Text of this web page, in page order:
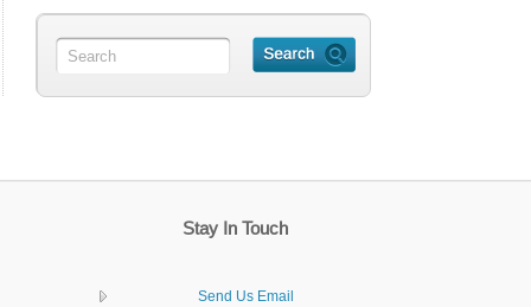
Stay In Touch
Send Us Email